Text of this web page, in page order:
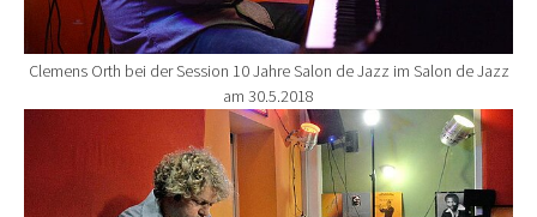
Clemens Orth bei der Session 10 Jahre Salon de Jazz im Salon de Jazz
am 30.5.2018
Show larger version for: